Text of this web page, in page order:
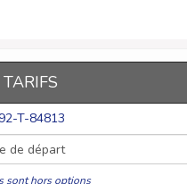
T-84813
sont hors options